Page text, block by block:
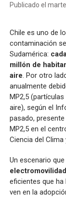
Publicado el
Chile es uno de
contaminación
Sudamérica:
millón de
aire. Por otro
anualmente
MP2,5
aire), según el
pasado,
MP2,5 en el
Ciencia del Clima
Un escenario
electromovilidad
eficientes que
ven en la